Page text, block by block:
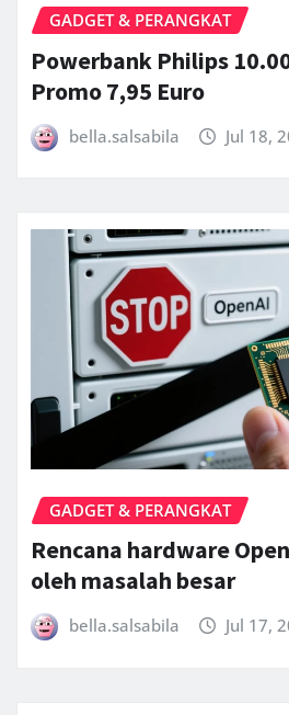
GADGET & PERANGKAT
Powerbank Philips
Promo 7,95 Euro
bella.salsabila Jul 18,
GADGET & PERANGKAT
Rencana hardware
oleh masalah besar
bella.salsabila Jul 17,